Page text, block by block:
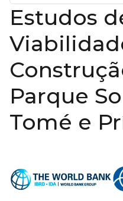
Estudos
Parque
Tomé e